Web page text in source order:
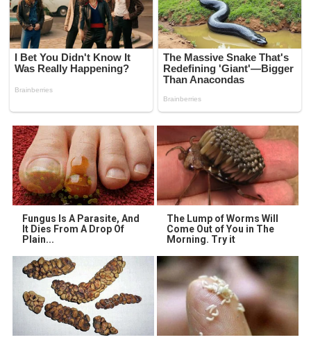
Fungus Is A Parasite, And
It Dies From A Drop Of
Plain...
The Lump of Worms Will
Come Out of You in The
Morning. Try it